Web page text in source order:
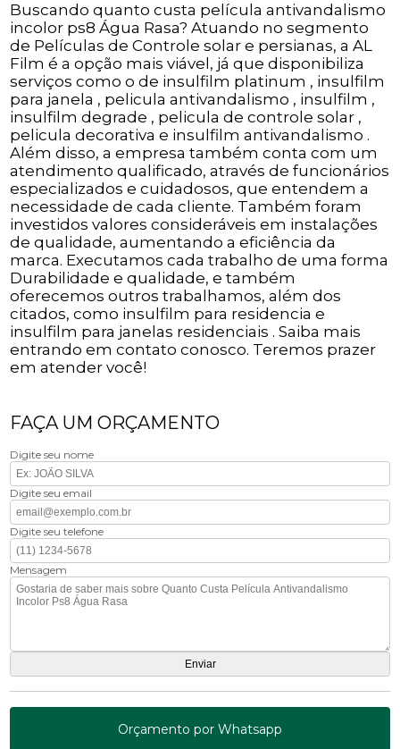
Buscando quanto custa película antivandalismo
incolor ps8 Água Rasa? Atuando no segmento
de Películas de Controle solar e persianas, a AL
Film é a opção mais viável, já que disponibiliza
serviços como o de insulfilm platinum , insulfilm
para janela , pelicula antivandalismo , insulfilm ,
insulfilm degrade , pelicula de controle solar ,
pelicula decorativa e insulfilm antivandalismo .
Além disso, a empresa também conta com um
atendimento qualificado, através de funcionários
especializados e cuidadosos, que entendem a
necessidade de cada cliente. Também foram
investidos valores consideráveis em instalações
de qualidade, aumentando a eficiência da
marca. Executamos cada trabalho de uma forma
Durabilidade e qualidade, e também
oferecemos outros trabalhamos, além dos
citados, como insulfilm para residencia e
insulfilm para janelas residenciais . Saiba mais
entrando em contato conosco. Teremos prazer
em atender você!
FAÇA UM ORÇAMENTO
Digite seu nome
Digite seu email
Digite seu telefone
Mensagem
Orçamento por Whatsapp